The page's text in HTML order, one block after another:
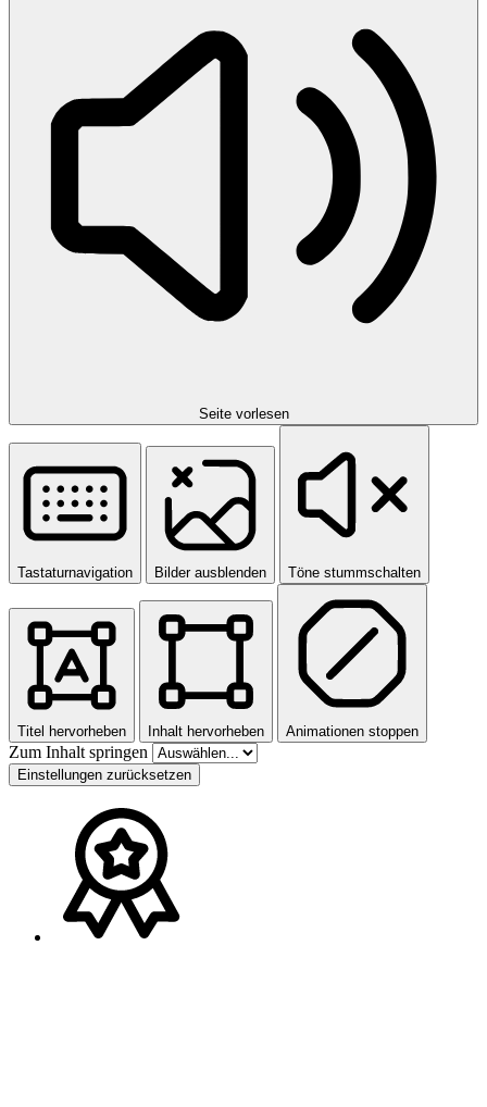
Seite vorlesen
Tastaturnavigation Bilder ausblenden Töne stummschalten
Titel hervorheben Inhalt hervorheben Animationen stoppen
Zum Inhalt springen
Einstellungen zurücksetzen